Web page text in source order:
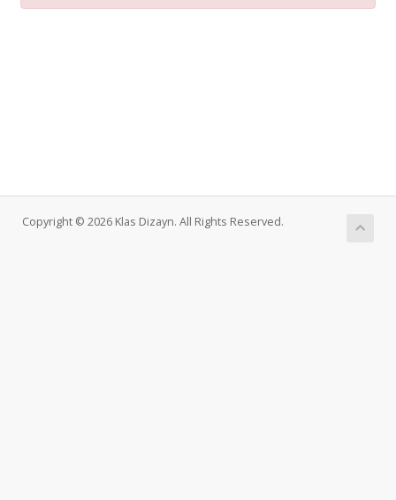
Copyright © 2026 Klas Dizayn. All Rights Reserved.